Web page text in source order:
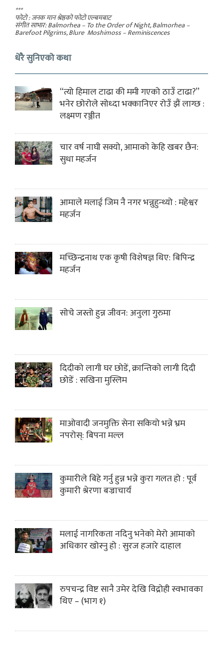
***
फोटो : जनक मान श्रेष्ठको फोटो एल्बमबाट
संगीत साभार: Balmorhea – To the Order of Night, Balmorhea –
Barefoot Pilgrims, Blure Moshimoss – Reminiscences
धेरै सुनिएको कथा
“त्यो हिमाल टाढा की ममी गएको ठाउँ टाढा?”
भनेर छोरोले सोध्दा भक्कानिएर रोउँ झैं लाग्छ :
लक्ष्मण रञ्जीत
चार वर्ष नाघी सक्यो, आमाको केहि खबर छैन:
सुधा महर्जन
आमाले मलाई जिम नै नगर भन्नुहुन्थ्यो : महेश्वर
महर्जन
मच्छिन्द्रनाथ एक कृषी विशेषज्ञ थिए: बिपिन्द्र
महर्जन
सोचे जस्तो हुन्न जीवन: अनुला गुरुमा
दिदीको लागी घर छोडें, क्रान्तिको लागी दिदी
छोडें : सखिना मुस्लिम
माओवादी जनमुक्ति सेना सकियो भन्ने भ्रम
नपरोस्: बिपना मल्ल
कुमारीले बिहे गर्नु हुन्न भन्ने कुरा गलत हो : पूर्व
कुमारी श्रेरणा बज्राचार्य
मलाई नागरिकता नदिनु भनेको मेरो आमाको
अधिकार खोस्नु हो : सुरज हजारे दाहाल
रुपचन्द्र विष्ट सानै उमेर देखि विद्रोही स्वभावका
थिए – (भाग १)